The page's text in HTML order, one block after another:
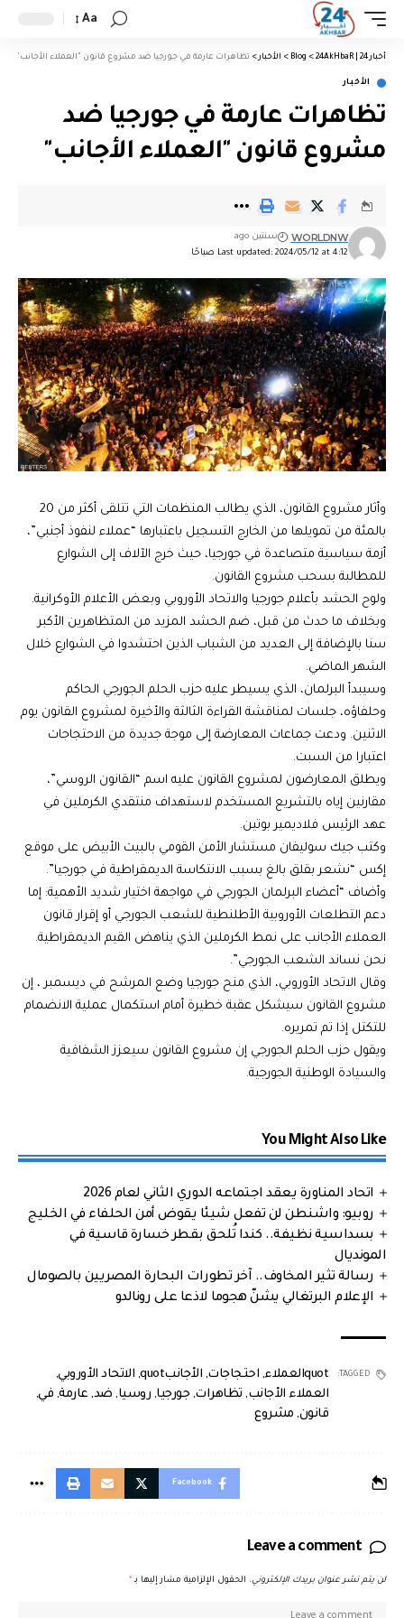
Aa
أخبار 24 | 24AkHbaR >
Blog
> الأخبار > تظاهرات عارمة في جورجيا ضد مشروع قانون "العملاء الأجانب"
الأخبار
تظاهرات عارمة في جورجيا ضد
مشروع قانون "العملاء الأجانب"
Last updated: 2024/05/12 at 4:12 صباحًا
WORLDNW سنتين ago
وأثار مشروع القانون، الذي يطالب المنظمات التي تتلقى أكثر من 20
بالمئة من تمويلها من الخارج التسجيل باعتبارها “عملاء لنفوذ أجنبي”،
أزمة سياسية متصاعدة في جورجيا، حيث خرج الآلاف إلى الشوارع
للمطالبة بسحب مشروع القانون.
ولوح الحشد بأعلام جورجيا والاتحاد الأوروبي وبعض الأعلام الأوكرانية.
وبخلاف ما حدث من قبل، ضم الحشد المزيد من المتظاهرين الأكبر
سنا بالإضافة إلى العديد من الشباب الذين احتشدوا في الشوارع خلال
الشهر الماضي.
وسيبدأ البرلمان، الذي يسيطر عليه حزب الحلم الجورجي الحاكم
وحلفاؤه، جلسات لمناقشة القراءة الثالثة والأخيرة لمشروع القانون يوم
الاثنين. ودعت جماعات المعارضة إلى موجة جديدة من الاحتجاجات
اعتبارا من السبت.
ويطلق المعارضون لمشروع القانون عليه اسم “القانون الروسي”،
مقارنين إياه بالتشريع المستخدم لاستهداف منتقدي الكرملين في
عهد الرئيس فلاديمير بوتين.
وكتب جيك سوليفان مستشار الأمن القومي بالبيت الأبيض على موقع
إكس “نشعر بقلق بالغ بسبب الانتكاسة الديمقراطية في جورجيا”.
وأضاف “أعضاء البرلمان الجورجي في مواجهة اختيار شديد الأهمية: إما
دعم التطلعات الأوروبية الأطلنطية للشعب الجورجي أو إقرار قانون
العملاء الأجانب على نمط الكرملين الذي يناهض القيم الديمقراطية.
نحن نساند الشعب الجورجي”.
وقال الاتحاد الأوروبي، الذي منح جورجيا وضع المرشح في ديسمبر ، إن
مشروع القانون سيشكل عقبة خطيرة أمام استكمال عملية الانضمام
للتكتل إذا تم تمريره.
ويقول حزب الحلم الجورجي إن مشروع القانون سيعزز الشفافية
والسيادة الوطنية الجورجية.
You Might Also Like
اتحاد المناورة يعقد اجتماعه الدوري الثاني لعام 2026
روبيو: واشنطن لن تفعل شيئا يقوض أمن الحلفاء في الخليج
بسداسية نظيفة.. كندا تُلحق بقطر خسارة قاسية في
المونديال
رسالة تثير المخاوف.. آخر تطورات البحارة المصريين بالصومال
الإعلام البرتغالي يشنّ هجوما لاذعا على رونالدو
TAGGED: quotالعملاء , احتجاجات, الأجانبquot , الاتحاد الأوروبي,
العملاء الأجانب, تظاهرات,جورجيا, روسيا, ضد, عارمة, في,
قانون, مشروع
Facebook
Leave a comment
لن يتم نشر عنوان بريدك الإلكتروني. الحقول الإلزامية مشار إليها بـ *